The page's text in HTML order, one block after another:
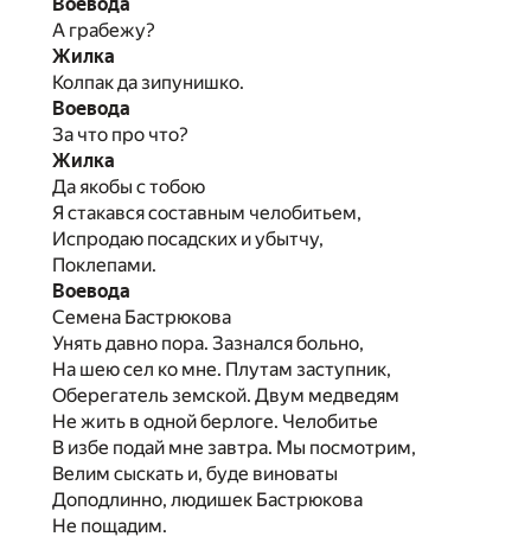
Воевода
А грабежу?
Жилка
Колпак да зипунишко.
Воевода
За что про что?
Жилка
Да якобы с тобою
Я стакався составным челобитьем,
Испродаю посадских и убытчу,
Поклепами.
Воевода
Семена Бастрюкова
Унять давно пора. Зазнался больно,
На шею сел ко мне. Плутам заступник,
Оберегатель земской. Двум медведям
Не жить в одной берлоге. Челобитье
В избе подай мне завтра. Мы посмотрим,
Велим сыскать и, буде виноваты
Доподлинно, людишек Бастрюкова
Не пощадим.